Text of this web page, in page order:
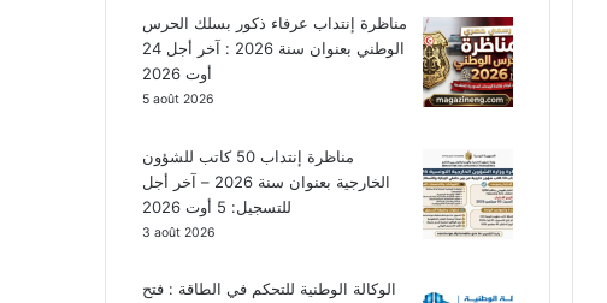
مناظرة إنتداب عرفاء ذكور بسلك الحرس
الوطني بعنوان سنة 2026 : آخر أجل 24
أوت 2026
5 août 2026
مناظرة إنتداب 50 كاتب للشؤون
الخارجية بعنوان سنة 2026 – آخر أجل
للتسجيل: 5 أوت 2026
3 août 2026
الوكالة الوطنية للتحكم في الطاقة : فتح